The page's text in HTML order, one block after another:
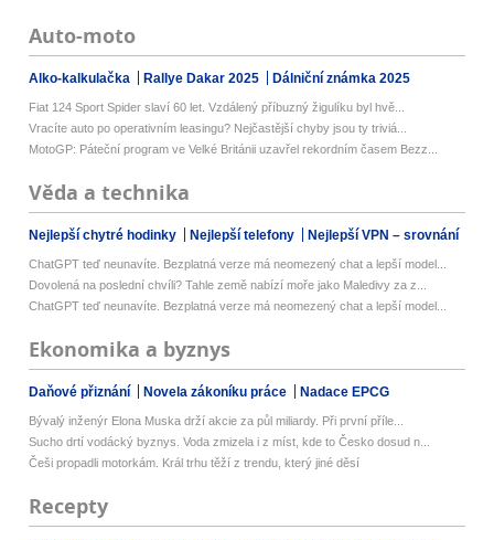
Auto-moto
Alko-kalkulačka Rallye Dakar 2025 Dálniční známka 2025
Fiat 124 Sport Spider slaví 60 let. Vzdálený příbuzný žigulíku byl hvě...
Vracíte auto po operativním leasingu? Nejčastější chyby jsou ty triviá...
MotoGP: Páteční program ve Velké Británii uzavřel rekordním časem Bezz...
Věda a technika
Nejlepší chytré hodinky Nejlepší telefony Nejlepší VPN – srovnání
ChatGPT teď neunavíte. Bezplatná verze má neomezený chat a lepší model...
Dovolená na poslední chvíli? Tahle země nabízí moře jako Maledivy za z...
ChatGPT teď neunavíte. Bezplatná verze má neomezený chat a lepší model...
Ekonomika a byznys
Daňové přiznání Novela zákoníku práce Nadace EPCG
Bývalý inženýr Elona Muska drží akcie za půl miliardy. Při první příle...
Sucho drtí vodácký byznys. Voda zmizela i z míst, kde to Česko dosud n...
Češi propadli motorkám. Král trhu těží z trendu, který jiné děsí
Recepty